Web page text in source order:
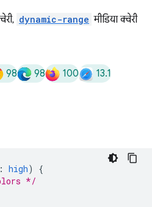
dynamic-range मीडिया क्वेरी
98 98 100 13.1
: high)
{
*/